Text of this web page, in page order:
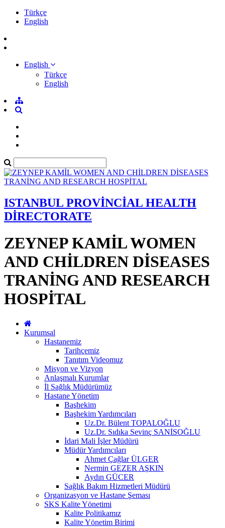
Türkçe
English
English
Türkçe
English
ISTANBUL PROVİNCİAL HEALTH
DİRECTORATE
ZEYNEP KAMİL WOMEN
AND CHİLDREN DİSEASES
TRANİNG AND RESEARCH
HOSPİTAL
Kurumsal
Hastanemiz
Tarihçemiz
Tanıtım Videomuz
Misyon ve Vizyon
Anlaşmalı Kurumlar
İl Sağlık Müdürümüz
Hastane Yönetim
Başhekim
Başhekim Yardımcıları
Uz.Dr. Bülent TOPALOĞLU
Uz.Dr. Sıdıka Sevinç SANİSOĞLU
İdari Mali İşler Müdürü
Müdür Yardımcıları
Ahmet Çağlar ÜLGER
Nermin GEZER AŞKIN
Aydın GÜCER
Sağlık Bakım Hizmetleri Müdürü
Organizasyon ve Hastane Şeması
SKS Kalite Yönetimi
Kalite Politikamız
Kalite Yönetim Birimi